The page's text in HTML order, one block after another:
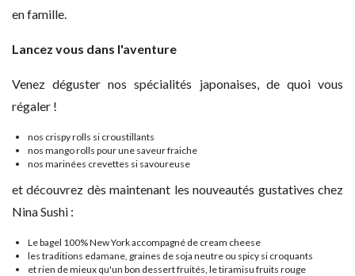
en famille.
Lancez vous dans l'aventure
Venez déguster nos spécialités japonaises, de quoi vous
régaler !
nos crispy rolls si croustillants
nos mango rolls pour une saveur fraiche
nos marinées crevettes si savoureuse
et découvrez dès maintenant les nouveautés gustatives chez
Nina Sushi :
Le bagel 100% New York accompagné de cream cheese
les traditions edamane, graines de soja neutre ou spicy si croquants
et rien de mieux qu'un bon dessert fruités, le tiramisu fruits rouge